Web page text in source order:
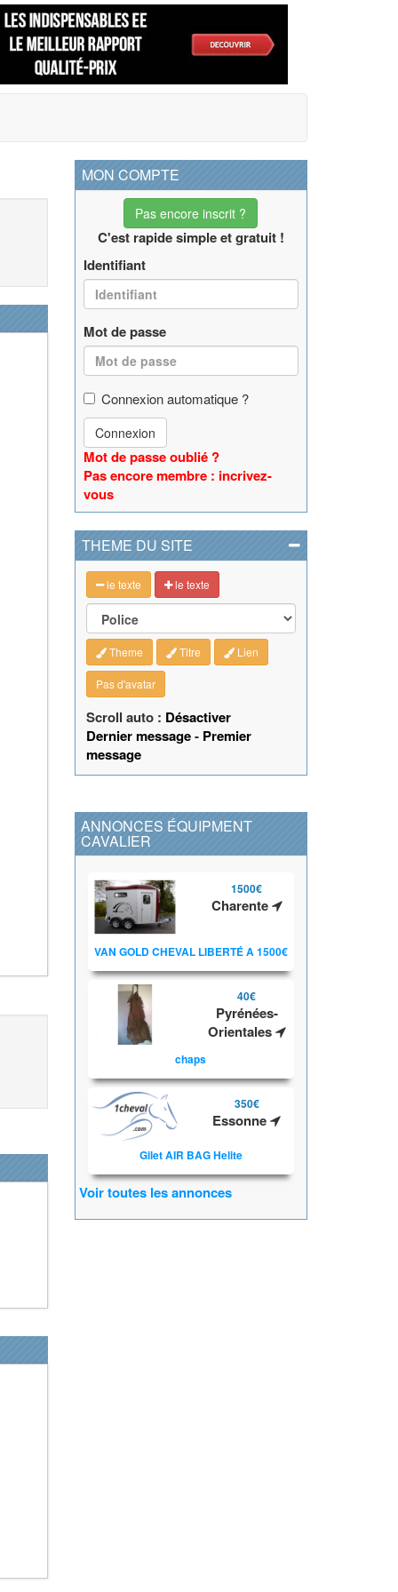
MON COMPTE
Pas encore inscrit ?
C'est rapide simple et gratuit !
Identifiant
Mot de passe
Connexion automatique ?
Connexion
Mot de passe oublié ?
Pas encore membre : incrivez-
vous
THEME DU SITE
le texte le texte
Theme Titre Lien
Pas d'avatar
Scroll auto : Désactiver
Dernier message- Premier
message
ANNONCES ÉQUIPMENT
CAVALIER
1500€
Charente
VAN GOLD CHEVAL LIBERTÉ A 1500€
40€
Pyrénées-
Orientales
chaps
350€
Essonne
Gilet AIR BAG Helite
Voir toutes les annonces